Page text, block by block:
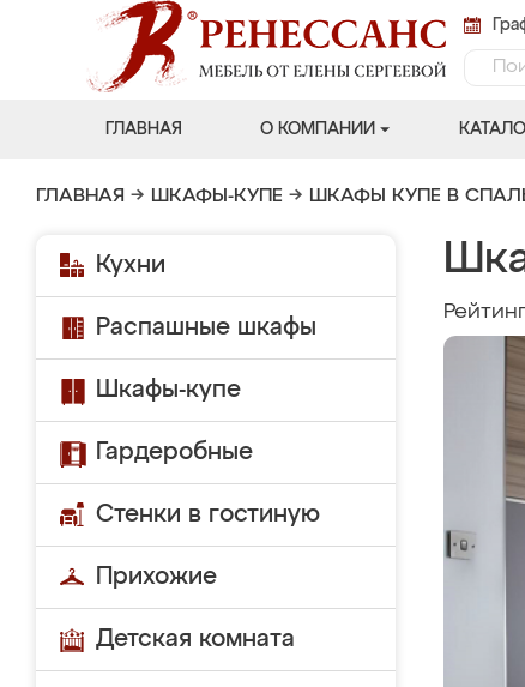
ГЛАВНАЯ О КОМПАНИИ КАТАЛОГ
ГЛАВНАЯ → ШКАФЫ-КУПЕ → ШКАФЫ КУПЕ В
Кухни
Распашные шкафы
Шкафы-купе
Гардеробные
Стенки в гостиную
Прихожие
Детская комната